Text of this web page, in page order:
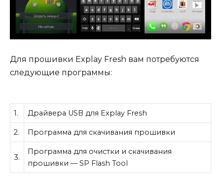
Для прошивки Explay Fresh вам потребуются
следующие программы:
1. Драйвера USB для Explay Fresh
2. Программа для скачивания прошивки
3.
Программа для очистки и скачивания
прошивки — SP Flash Tool